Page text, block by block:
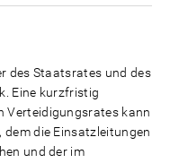
des Staatsrates und des
Eine kurzfristig
Verteidigungsrates kann
die Einsatzleitungen
und der im